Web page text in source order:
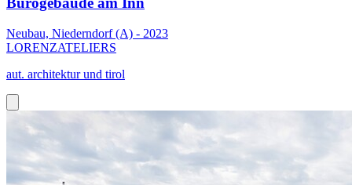
Neubau, Niederndorf (A) - 2023
LORENZATELIERS
aut. architektur und tirol